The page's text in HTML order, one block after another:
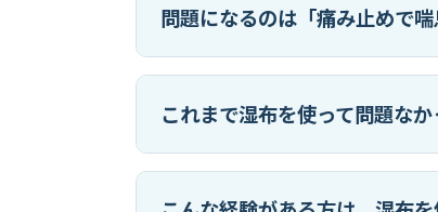
問題になるのは「痛み止めで
これまで湿布を使って問題な